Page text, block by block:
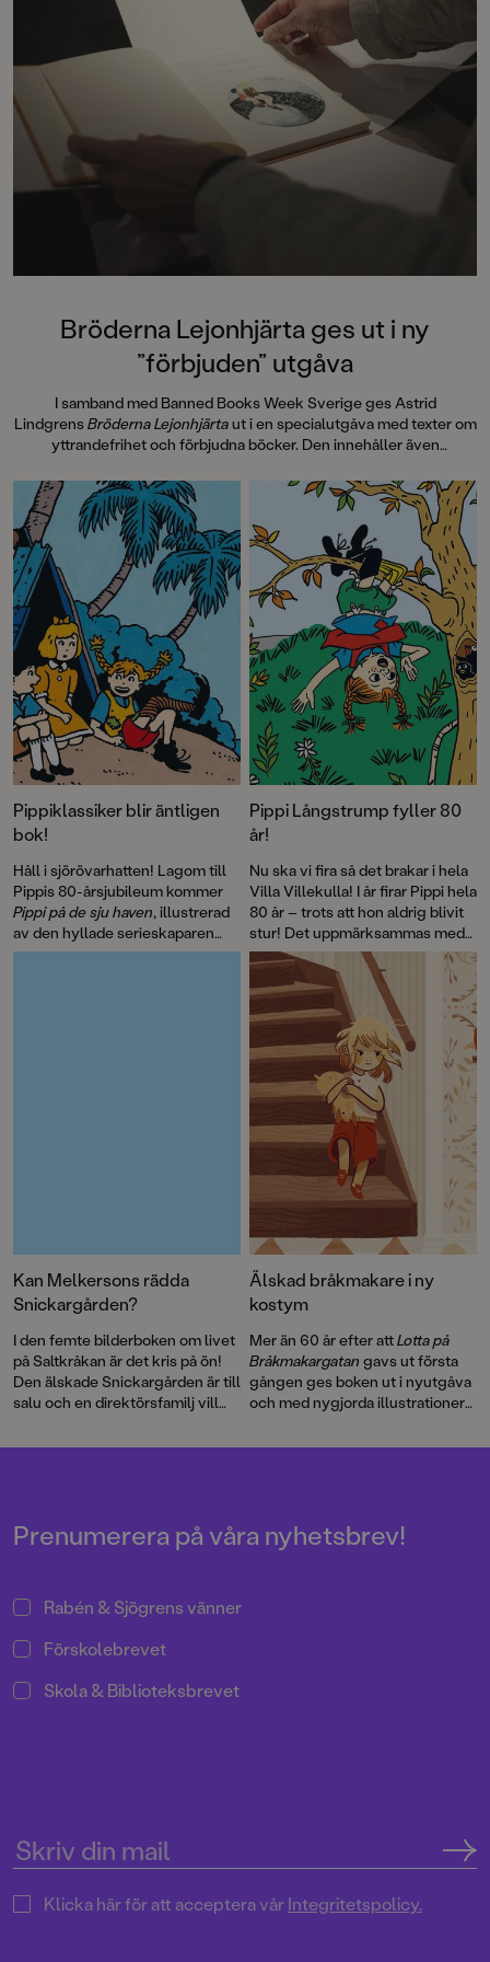
Bröderna Lejonhjärta ges ut i ny
”förbjuden” utgåva
I samband med Banned Books Week Sverige ges Astrid
LindgrensBröderna Lejonhjärtaut i en specialutgåva med texter om
yttrandefrihet och förbjudna böcker. Den innehåller även
exemplar, sk Samizdat, via hemliga nätverk i Tjeckoslovakien under
Kalla kriget på 80-talet. Pocketutgåvan avslutas med efterord av
Laurie Halse Anderson, 2023 års mottagare av Astrid Lindgren
Memorial Award, som vi även publicerar här.
Pippiklassiker blir äntligen
bok!
Håll i sjörövarhatten! Lagom till
Pippis 80-årsjubileum kommer
Pippi på de sju haven, illustrerad
av den hyllade serieskaparen
Fabian Göranson. Astrid
Pippi Långstrump fyller 80
år!
Nu ska vi fira så det brakar i hela
Villa Villekulla! I år firar Pippi hela
80 år – trots att hon aldrig blivit
stur! Det uppmärksammas med
flera böcker, däribland David
Känner du Astrid
Lindgrenoch en
genomillustrerad version av
Pippi på de sju haven.
Kan Melkersons rädda
Snickargården?
I den femte bilderboken om livet
på Saltkråkan är det kris på ön!
Den älskade Snickargården är till
salu och en direktörsfamilj vill
bygga en bungalow …
berättelse.
Älskad bråkmakare i ny
kostym
Mer än 60 år efter attLotta på
Bråkmakargatan gavs ut första
gången ges boken ut i nyutgåva
och med nygjorda illustrationer
Prenumerera på våra nyhetsbrev!
Rabén & Sjögrens vänner
Förskolebrevet
Skola & Biblioteksbrevet
Klicka här för att acceptera vårIntegritetspolicy.